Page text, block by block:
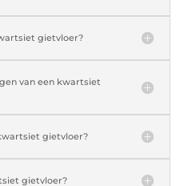
gietvloer?
van een kwartsiet
gietvloer?
gietvloer?